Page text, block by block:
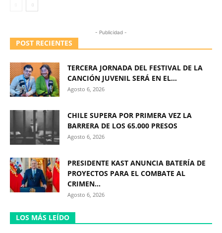
- Publicidad -
POST RECIENTES
TERCERA JORNADA DEL FESTIVAL DE LA
CANCIÓN JUVENIL SERÁ EN EL...
Agosto 6, 2026
CHILE SUPERA POR PRIMERA VEZ LA
BARRERA DE LOS 65.000 PRESOS
Agosto 6, 2026
PRESIDENTE KAST ANUNCIA BATERÍA DE
PROYECTOS PARA EL COMBATE AL
CRIMEN...
Agosto 6, 2026
LOS MÁS LEÍDO